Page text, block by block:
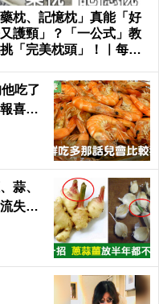
藥枕、記憶枕」真能「好
護頸」？「一公式」教
「完美枕頭」！｜每日
吃了
喜｜
蒜、
失！